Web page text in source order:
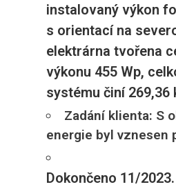
instalovaný výkon
s orientací na
elektrárna tvořena
výkonu 455 Wp,
systému činí
Zadání klienta: S
energie byl vznesen
Dokončeno 11/